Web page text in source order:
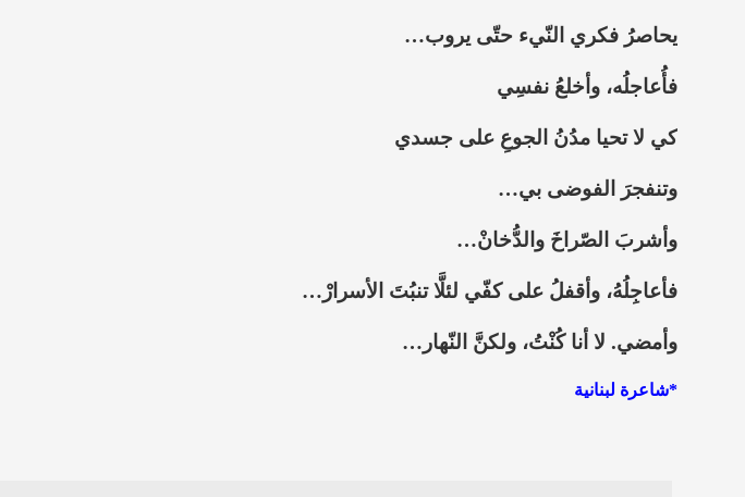
يحاصرُ فكري النّيء حتّى يروب…
فأُعاجلُه، وأخلعُ نفسِي
كي لا تحيا مدُنُ الجوعِ على جسدي
وتنفجرَ الفوضى بي…
وأشربَ الصّراخَ والدُّخانْ…
فأعاجِلُهُ، وأقفلُ على كفّي لئلَّا تنبُتَ الأسرارْ…
وأمضي. لا أنا كُنْتُ، ولكنَّ النّهار…
*شاعرة لبنانية